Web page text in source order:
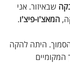
שבאיזור. אני
המאצ'ו-פיצ'ו.
היתה להקה
המקומיים